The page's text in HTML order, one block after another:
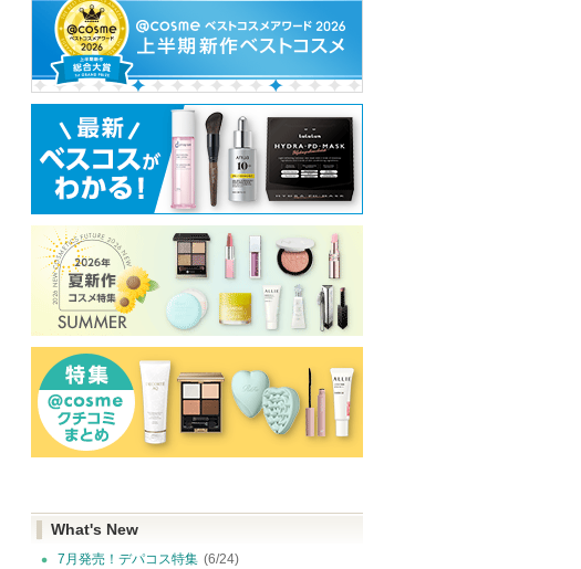
What's New
7月発売！デパコス特集 (6/24)